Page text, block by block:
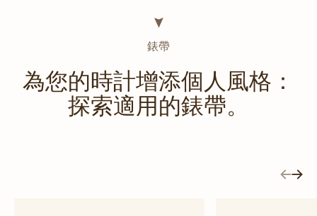
錶帶
為您的時計增添個人風格：
探索適用的錶帶。